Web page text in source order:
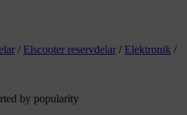
/ Elscooter reservdelar / Elektronik /
by popularity